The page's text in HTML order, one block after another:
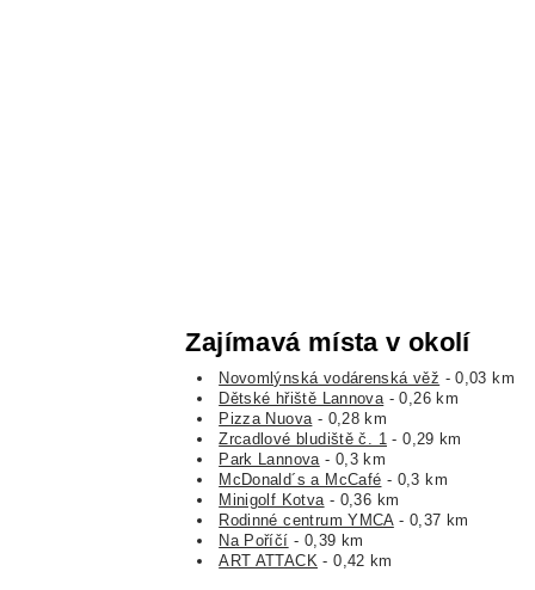
Zajímavá místa v okolí
Novomlýnská vodárenská věž - 0,03 km
Dětské hřiště Lannova- 0,26 km
Pizza Nuova- 0,28 km
Zrcadlové bludiště č. 1 - 0,29 km
Park Lannova- 0,3 km
McDonald´s a McCafé - 0,3 km
Minigolf Kotva- 0,36 km
Rodinné centrum YMCA- 0,37 km
Na Poříčí - 0,39 km
ART ATTACK - 0,42 km